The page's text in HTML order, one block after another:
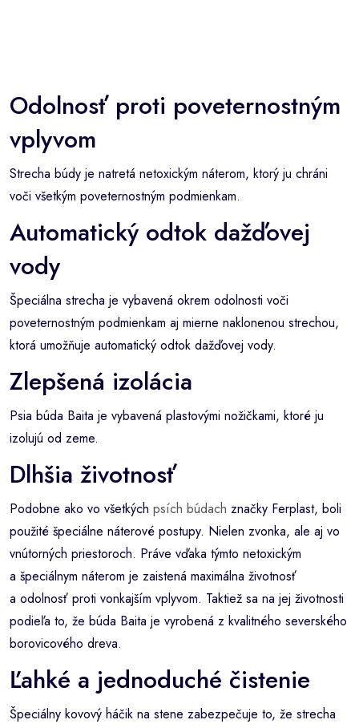
Odolnosť proti poveternostným
vplyvom
Strecha búdy je natretá netoxickým náterom, ktorý ju chráni
voči všetkým poveternostným podmienkam.
Automatický odtok dažďovej
vody
Špeciálna strecha je vybavená okrem odolnosti voči
poveternostným podmienkam aj mierne naklonenou strechou,
ktorá umožňuje automatický odtok dažďovej vody.
Zlepšená izolácia
Psia búda Baita je vybavená plastovými nožičkami, ktoré ju
izolujú od zeme.
Dlhšia životnosť
Podobne ako vo všetkých psích búdach značky Ferplast, boli
použité špeciálne náterové postupy. Nielen zvonka, ale aj vo
vnútorných priestoroch. Práve vďaka týmto netoxickým
a špeciálnym náterom je zaistená maximálna životnosť
a odolnosť proti vonkajším vplyvom. Taktiež sa na jej životnosti
podieľa to, že búda Baita je vyrobená z kvalitného severského
borovicového dreva.
Ľahké a jednoduché čistenie
Špeciálny kovový háčik na stene zabezpečuje to, že strecha